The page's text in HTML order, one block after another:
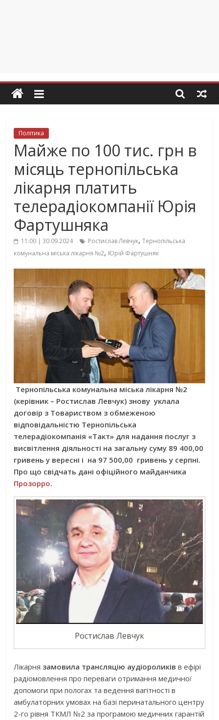
Політика
Майже по 100 тис. грн в
місяць тернопільська
лікарня платить
телерадіокомпанії Юрія
Фартушняка
11:00 | 30.09.2024 Ростислав Левчук,Тернопільська
комунальна міська лікарня №2, Юрій Фартушняк
Тернопільська комунальна міська лікарня №2
(керівник – Ростислав Левчук) знову уклала
договір з Товариством з обмеженою
відповідальністю Тернопільська
телерадіокомпанія «Такт» для надання послуг з
висвітлення діяльності на загальну суму 89 400,00
гривень у вересні і на 97 500,00 гривень у серпні.
Про що свідчать дані офіційного майданчика
Прозорро.
Ростислав Левчук
Лікарня замовила трансляцію аудіороликів в ефірі
радіомовлення про переваги отримання медичної
допомоги при пологах та ведення вагітності в
амбулаторних умовах на базі перинатального центру
2-го рівня ТКМЛ №2 за програмою медичних гарантій